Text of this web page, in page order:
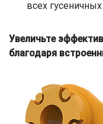
всех
Увеличьте
благодаря